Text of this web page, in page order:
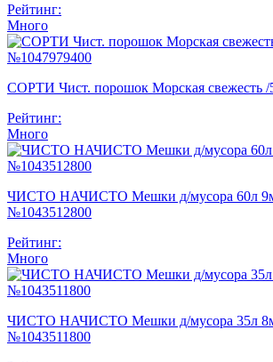
Рейтинг:
Много
СОРТИ Чист. порошок Морская свежесть
Рейтинг:
Много
ЧИСТО НАЧИСТО Мешки д/мусора 60л
№1043512800
Рейтинг:
Много
ЧИСТО НАЧИСТО Мешки д/мусора 35л
№1043511800